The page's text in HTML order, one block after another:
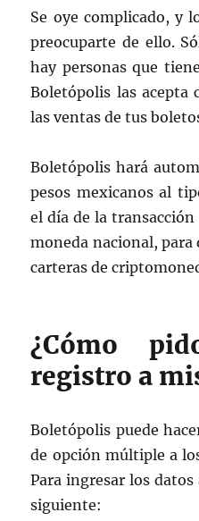
Se oye complicado, y
preocuparte de ello.
hay personas que
Boletópolis las acepta
las ventas de tus
Boletópolis hará
pesos mexicanos al
el día de la
moneda nacional,
carteras de
¿Cómo
registro a
Boletópolis puede
de opción múltiple a
Para ingresar los
siguiente: